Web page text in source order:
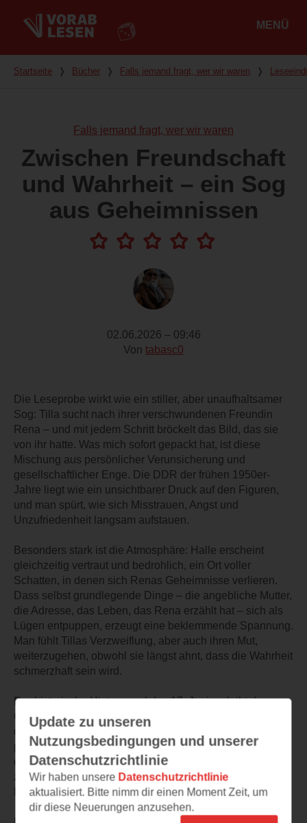
MENÜ
Du bist hier
Startseite ❭ Bücher ❭ Falls jemand fragt, wer wir waren ❭
Falls jemand fragt, wer wir waren
Zwischen Freundschaft
und Wahrheit – ein Sog
aus Geheimnissen
02.06.2026 – 09:46
Von tabasc0
Die Leseprobe wirkt wie ein stiller, aber unaufhaltsamer
Sog: Tilla sucht nach ihrer verschwundenen Freundin
Rena – und mit jedem Schritt bröckelt das Bild, das sie
von ihr hatte. Was mich sofort gepackt hat, ist diese
Mischung aus persönlicher Verunsicherung und
gesellschaftlicher Enge. Die DDR der frühen 1950er-
Jahre liegt wie ein unsichtbarer Druck auf den Figuren,
und man spürt, wie sich Misstrauen, Angst und
Unzufriedenheit langsam aufstauen.
Besonders stark ist die Atmosphäre: Halle erscheint
gleichzeitig vertraut und bedrohlich, ein Ort voller
Schatten, in denen sich Renas Geheimnisse verlieren.
Dass selbst grundlegende Dinge – die angebliche Mutter,
die Adresse, das Leben, das Rena erzählt hat – sich als
Lügen entpuppen, erzeugt eine beklemmende Spannung.
Man fühlt Tillas Verzweiflung, aber auch ihren Mut,
weiterzugehen, obwohl sie längst ahnt, dass die Wahrheit
schmerzhaft sein wird.
Der historische Hintergrund des 17. Juni verleiht dem
Ganzen zusätzliche Wucht. Die Leseprobe deutet an,
dass Tillas persönliche Suche untrennbar mit den
politischen Erschütterungen verbunden ist – und genau
das macht neugierig: Wie weit wird sie gehen, um Rena
zu finden? Und was wird sie über sich selbst
herausfinden?
Update zu unseren
Nutzungsbedingungen und unserer
Datenschutzrichtlinie
Wir haben unsere Datenschutzrichtlinie
aktualisiert. Bitte nimm dir einen Moment Zeit, um
dir diese Neuerungen anzusehen.